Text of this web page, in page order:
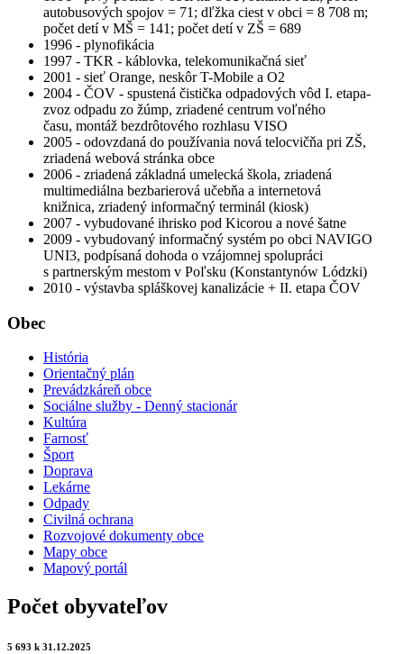
autobusových spojov = 71; dľžka ciest v obci = 8 708 m;
počet detí v MŠ = 141; počet detí v ZŠ = 689
1996 - plynofikácia
1997 - TKR - káblovka, telekomunikačná sieť
2001 - sieť Orange, neskôr T-Mobile a O2
2004 - ČOV - spustená čistička odpadových vôd I. etapa-
zvoz odpadu zo žúmp, zriadené centrum voľného
času, montáž bezdrôtového rozhlasu VISO
2005 - odovzdaná do používania nová telocvičňa pri ZŠ,
zriadená webová stránka obce
2006 - zriadená základná umelecká škola, zriadená
multimediálna bezbarierová učebňa a internetová
knižnica, zriadený informačný terminál (kiosk)
2007 - vybudované ihrisko pod Kicorou a nové šatne
2009 - vybudovaný informačný systém po obci NAVIGO
UNI3, podpísaná dohoda o vzájomnej spolupráci
s partnerským mestom v Poľsku (Konstantynów Lódzki)
2010 - výstavba spláškovej kanalizácie + II. etapa ČOV
Obec
História
Orientačný plán
Prevádzkáreň obce
Sociálne služby - Denný stacionár
Kultúra
Farnosť
Šport
Doprava
Lekárne
Odpady
Civilná ochrana
Rozvojové dokumenty obce
Mapy obce
Mapový portál
Počet obyvateľov
5 693 k 31.12.2025